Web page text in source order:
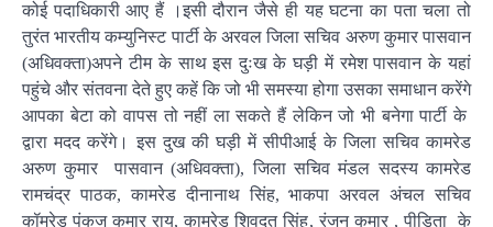
कोई पदाधिकारी आए हैं ।इसी दौरान जैसे ही यह घटना का पता चला तो
तुरंत भारतीय कम्युनिस्ट पार्टी के अरवल जिला सचिव अरुण कुमार पासवान
(अधिवक्ता)अपने टीम के साथ इस दुःख के घड़ी में रमेश पासवान के यहां
पहुंचे और संतवना देते हुए कहें कि जो भी समस्या होगा उसका समाधान करेंगे
आपका बेटा को वापस तो नहीं ला सकते हैं लेकिन जो भी बनेगा पार्टी के
द्वारा मदद करेंगे। इस दुख की घड़ी में सीपीआई के जिला सचिव कामरेड
अरुण कुमार पासवान (अधिवक्ता), जिला सचिव मंडल सदस्य कामरेड
रामचंद्र पाठक, कामरेड दीनानाथ सिंह, भाकपा अरवल अंचल सचिव
कॉमरेड पंकज कुमार राय, कामरेड शिवदत सिंह, रंजन कुमार , पीड़िता के